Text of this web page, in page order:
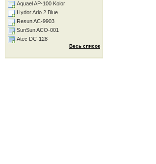
Aquael AP-100 Kolor
Hydor Ario 2 Blue
Resun AC-9903
SunSun ACO-001
Atec DC-128
Весь список